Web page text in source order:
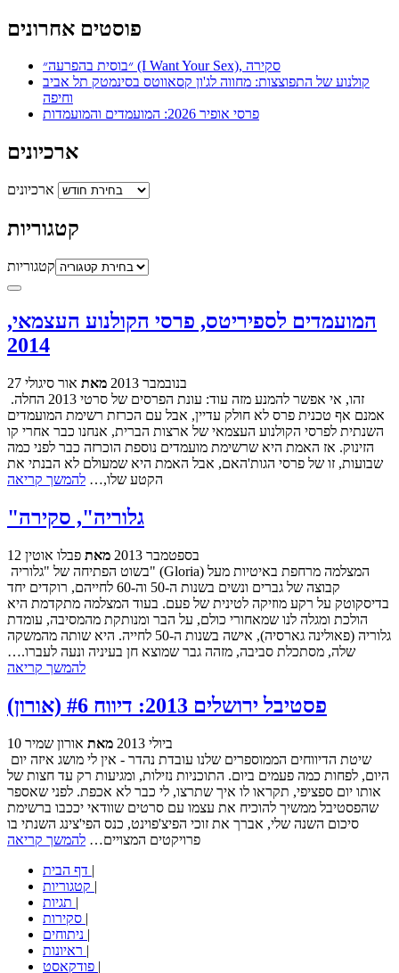
פוסטים אחרונים
״בוסית בהפרעה״ (I Want Your Sex), סקירה
קולנוע של התפוצצות: מחווה לג'ון קסאווטס בסינמטק תל אביב
וחיפה
פרסי אופיר 2026: המועמדים והמועמדות
ארכיונים
ארכיונים
קטגוריות
קטגוריות
המועמדים לספיריטס, פרסי הקולנוע העצמאי,
2014
27 בנובמבר 2013 מאת אור סיגולי
אמנם אף טכנית פרס לא חולק עדיין, אבל עם הכרזת רשימת המועמדים
השנתית לפרסי הקולנוע העצמאי של ארצות הברית, אנחנו כבר אחרי קו
הזינוק. אז האמת היא שרשימת מועמדים נוספת הוכרזה כבר לפני כמה
שבועות, זו של פרסי הגות'האם, אבל האמת היא שמעולם לא הבנתי את
הקטע שלו,… להמשך קריאה
"גלוריה", סקירה
12 בספטמבר 2013 מאת פבלו אוטין
קבוצה של גברים ונשים בשנות ה-50 וה-60 לחייהם, רוקדים יחד
בדיסקוטק על רקע מוזיקה לטינית של פעם. בעוד המצלמה מתקדמת היא
הולכת ומגלה לנו שמאחורי כולם, על הבר ומנותקת מהמסיבה, עומדת
גלוריה (פאולינה גארסיה), אישה בשנות ה-50 לחייה. היא שותה מהמשקה
שלה, מסתכלת סביבה, מזהה גבר שמוצא חן בעיניה ונעה לעברו.…
להמשך קריאה
פסטיבל ירושלים 2013: דיווח #6 (אורון)
10 ביולי 2013 מאת אורון שמיר
היום, לפחות כמה פעמים ביום. התוכניות נזילות, ומגיעות רק עד חצות של
אותו יום ספציפי, תקראו לו איך שתרצו, לי כבר לא אכפת. לפני שאספר
שהפסטיבל ממשיך להוכיח את עצמו עם סרטים שוודאי יככבו ברשימת
סיכום השנה שלי, אברך את זוכי הפיצ'פוינט, כנס הפי'צינג השנתי בו
פרויקטים המצויים… להמשך קריאה
|
|
|
|
|
|
|